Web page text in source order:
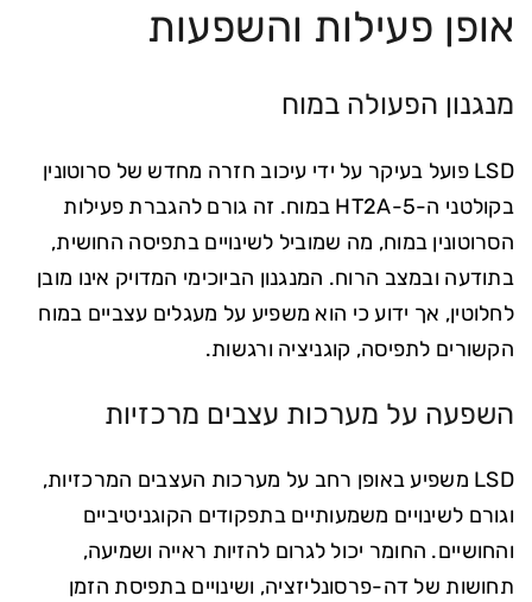
אופן פעילות והשפעות
מנגנון הפעולה במוח
LSD פועל בעיקר על ידי עיכוב חזרה מחדש של סרוטונין
בקולטני ה-5-HT2A במוח. זה גורם להגברת פעילות
הסרוטונין במוח, מה שמוביל לשינויים בתפיסה החושית,
בתודעה ובמצב הרוח. המנגנון הביוכימי המדויק אינו מובן
לחלוטין, אך ידוע כי הוא משפיע על מעגלים עצביים במוח
הקשורים לתפיסה, קוגניציה ורגשות.
השפעה על מערכות עצבים מרכזיות
LSD משפיע באופן רחב על מערכות העצבים המרכזיות,
וגורם לשינויים משמעותיים בתפקודים הקוגניטיביים
והחושיים. החומר יכול לגרום להזיות ראייה ושמיעה,
תחושות של דה-פרסונליזציה, ושינויים בתפיסת הזמן